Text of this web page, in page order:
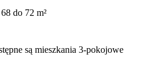
do 72 m²
są mieszkania 3-pokojowe